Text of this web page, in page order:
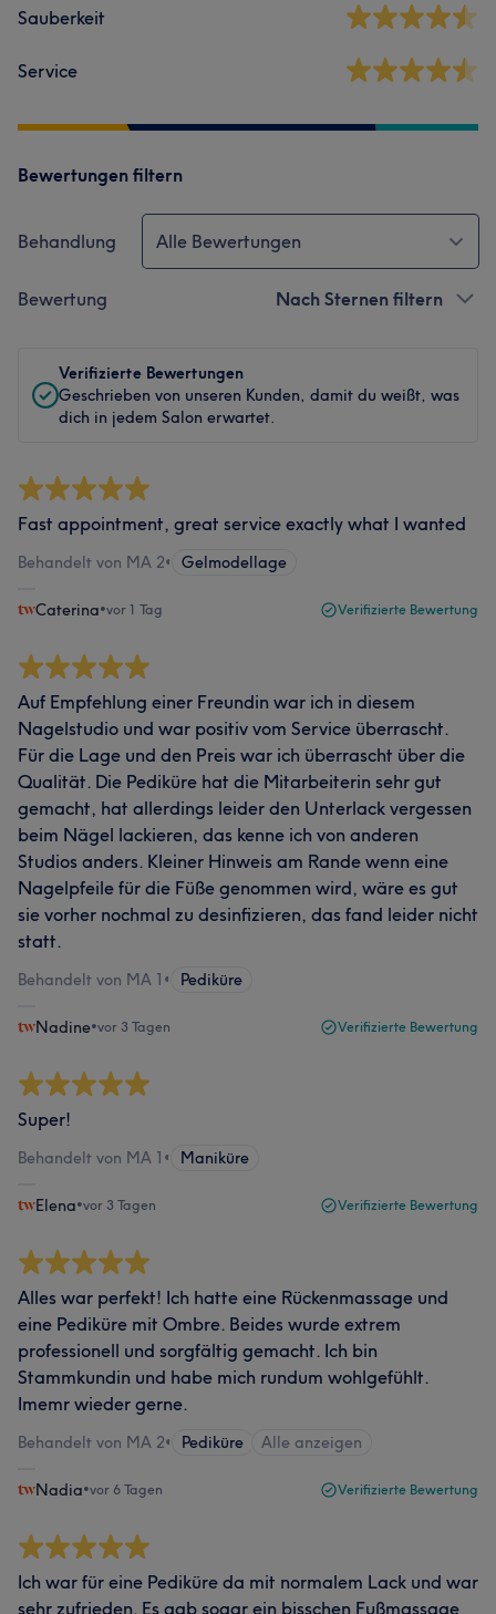
Sauberkeit
Service
Bewertungen filtern
Behandlung Alle Bewertungen
Bewertung Nach Sternen filtern
Verifizierte Bewertungen
Geschrieben von unseren Kunden, damit du weißt, was
dich in jedem Salon erwartet.
Fast appointment, great service exactly what I wanted
Behandelt von MA 2• Gelmodellage
Caterina•vor 1 Tag Verifizierte Bewertung
Auf Empfehlung einer Freundin war ich in diesem
Nagelstudio und war positiv vom Service überrascht.
Für die Lage und den Preis war ich überrascht über die
Qualität. Die Pediküre hat die Mitarbeiterin sehr gut
gemacht, hat allerdings leider den Unterlack vergessen
beim Nägel lackieren, das kenne ich von anderen
Studios anders. Kleiner Hinweis am Rande wenn eine
Nagelpfeile für die Füße genommen wird, wäre es gut
sie vorher nochmal zu desinfizieren, das fand leider nicht
statt.
Behandelt von MA 1 • Pediküre
Nadine•vor 3 Tagen Verifizierte Bewertung
Super!
Behandelt von MA 1 • Maniküre
Elena•vor 3 Tagen Verifizierte Bewertung
Alles war perfekt! Ich hatte eine Rückenmassage und
eine Pediküre mit Ombre. Beides wurde extrem
professionell und sorgfältig gemacht. Ich bin
Stammkundin und habe mich rundum wohlgefühlt.
Imemr wieder gerne.
Behandelt von MA 2• Pediküre Alle anzeigen
Nadia•vor 6 Tagen Verifizierte Bewertung
Ich war für eine Pediküre da mit normalem Lack und war
sehr zufrieden. Es gab sogar ein bisschen Fußmassage